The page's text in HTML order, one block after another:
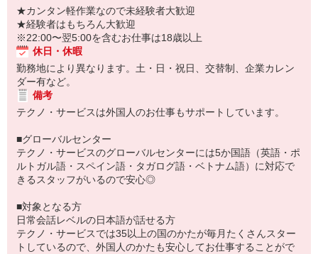
★カンタン軽作業なので未経験者大歓迎
★経験者はもちろん大歓迎
※22:00〜翌5:00を含むお仕事は18歳以上
休日・休暇
勤務地により異なります。土・日・祝日、交替制、企業カレン
ダー有など。
備考
テクノ・サービスは外国人のお仕事もサポートしています。
■グローバルセンター
テクノ・サービスのグローバルセンターには5か国語（英語・ポ
ルトガル語・スペイン語・タガログ語・ベトナム語）に対応で
きるスタッフがいるので安心◎
■対象となる方
日常会話レベルの日本語が話せる方
テクノ・サービスでは35以上の国のかたが毎月たくさんスター
トしているので、外国人のかたも安心してお仕事することがで